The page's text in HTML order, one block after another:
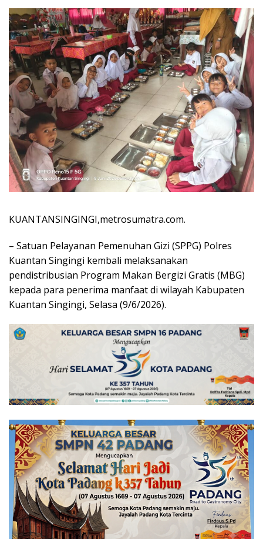
KUANTANSINGINGI,metrosumatra.com.
– Satuan Pelayanan Pemenuhan Gizi (SPPG) Polres
Kuantan Singingi kembali melaksanakan
pendistribusian Program Makan Bergizi Gratis (MBG)
kepada para penerima manfaat di wilayah Kabupaten
Kuantan Singingi, Selasa (9/6/2026).